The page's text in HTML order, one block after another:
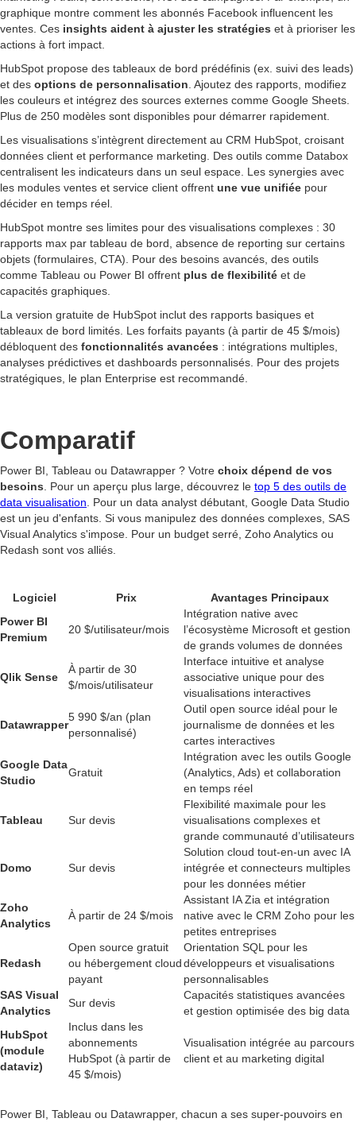
graphique montre comment les abonnés Facebook influencent les
ventes. Ces insights aident à ajuster les stratégies et à prioriser les
actions à fort impact.
HubSpot propose des tableaux de bord prédéfinis (ex. suivi des leads)
et des options de personnalisation . Ajoutez des rapports, modifiez
les couleurs et intégrez des sources externes comme Google Sheets.
Plus de 250 modèles sont disponibles pour démarrer rapidement.
Les visualisations s’intègrent directement au CRM HubSpot, croisant
données client et performance marketing. Des outils comme Databox
centralisent les indicateurs dans un seul espace. Les synergies avec
les modules ventes et service client offrent une vue unifiée pour
décider en temps réel.
HubSpot montre ses limites pour des visualisations complexes : 30
rapports max par tableau de bord, absence de reporting sur certains
objets (formulaires, CTA). Pour des besoins avancés, des outils
comme Tableau ou Power BI offrent plus de flexibilité et de
capacités graphiques.
La version gratuite de HubSpot inclut des rapports basiques et
tableaux de bord limités. Les forfaits payants (à partir de 45 $/mois)
débloquent des fonctionnalités avancées : intégrations multiples,
analyses prédictives et dashboards personnalisés. Pour des projets
stratégiques, le plan Enterprise est recommandé.
Comparatif
Power BI, Tableau ou Datawrapper ? Votre choix dépend de vos
besoins . Pour un aperçu plus large, découvrez le top 5 des outils de
data visualisation . Pour un data analyst débutant, Google Data Studio
est un jeu d'enfants. Si vous manipulez des données complexes, SAS
Visual Analytics s'impose. Pour un budget serré, Zoho Analytics ou
Redash sont vos alliés.
Logiciel Prix
Avantages Principaux
Power BI
Premium
20 $/utilisateur/mois
Intégration native avec
l’écosystème Microsoft et gestion
de grands volumes de données
Qlik Sense
À partir de 30
$/mois/utilisateur
Interface intuitive et analyse
associative unique pour des
visualisations interactives
Datawrapper
5 990 $/an (plan
personnalisé)
Outil open source idéal pour le
journalisme de données et les
cartes interactives
Google Data
Studio
Gratuit
Intégration avec les outils Google
(Analytics, Ads) et collaboration
en temps réel
Tableau Sur devis
Flexibilité maximale pour les
visualisations complexes et
grande communauté d’utilisateurs
Domo Sur devis
Solution cloud tout-en-un avec IA
intégrée et connecteurs multiples
pour les données métier
Zoho
Analytics
À partir de 24 $/mois
Assistant IA Zia et intégration
native avec le CRM Zoho pour les
petites entreprises
Redash
Open source gratuit
ou hébergement cloud
payant
Orientation SQL pour les
développeurs et visualisations
personnalisables
SAS Visual
Analytics
Sur devis
Capacités statistiques avancées
et gestion optimisée des big data
HubSpot
(module
dataviz)
Inclus dans les
abonnements
HubSpot (à partir de
45 $/mois)
Visualisation intégrée au parcours
client et au marketing digital
Power BI, Tableau ou Datawrapper, chacun a ses super-pouvoirs en